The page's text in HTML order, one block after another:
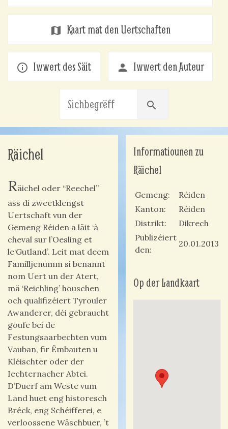
map Kaart mat den Uertschaften
info_outline Iwwert des Säit person Iwwert den Auteur
search
Räichel
Räichel oder “Reechel”
ass di zweetklengst
Uertschaft vun der
Gemeng Réiden a läit ‘à
cheval sur l’Oesling et
le‘Gutland’. Leit mat deem
Familljenumm si benannt
nom Uert un der Atert,
mä ‘Reichling’ houschen
och qualifizéiert Tyrouler
Awanderer, déi gebraucht
goufe bei de
Festungsaarbechten vum
Vauban, fir Ëmbauten u
Kléischter oder der
Iechternacher Abtei.
D’Duerf am Weste vum
Land huet eng historesch
Bréck, eng Schéifferei, e
verloossene Wäschbuer, ’t
Informatiounen zu
Räichel
Gemeng
Réiden
Kanton
Réiden
Distrikt
Dikrech
Publizéiert
den
20.01.2013
Op der Landkaart